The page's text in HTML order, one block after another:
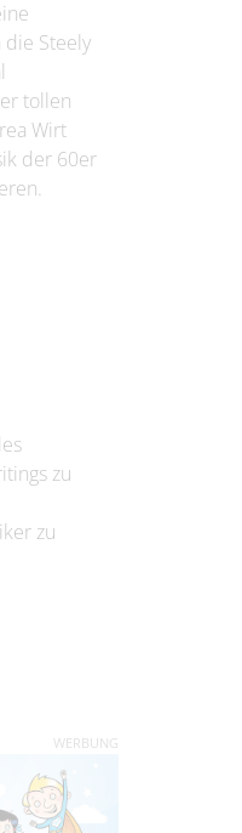
die Steely
tollen
Wirt
der 60er
zu
zu
WERBUNG